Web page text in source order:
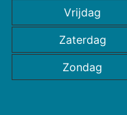
Vrijdag
Zaterdag
Zondag